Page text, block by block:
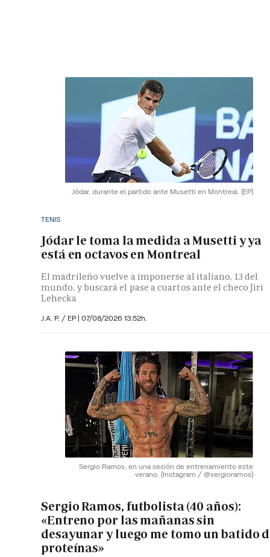
Jódar, durante el partido ante Musetti en Montreal. (EP)
TENIS
Jódar le toma la medida a Musetti y ya
está en octavos en Montreal
El madrileño vuelve a imponerse al italiano, 13 del
mundo, y buscará el pase a cuartos ante el checo Jiri
Lehecka
J.A. P. / EP | 07/08/2026 13:52h.
Sergio Ramos, en una sesión de entrenamiento este
verano. (Instagram / @sergioramos)
Sergio Ramos, futbolista (40 años):
«Entreno por las mañanas sin
desayunar y luego me tomo un batido
proteínas»